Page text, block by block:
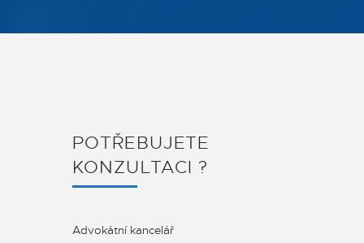
POTŘEBUJETE
KONZULTACI ?
Advokátní kancelář